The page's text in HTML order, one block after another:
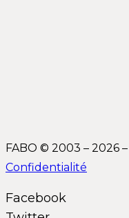
FABO © 2003 – 2026
Confidentialité
Facebook